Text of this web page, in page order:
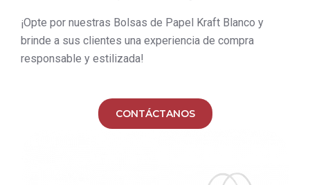
¡Opte por nuestras Bolsas de Papel Kraft Blanco y
brinde a sus clientes una experiencia de compra
responsable y estilizada!
CONTÁCTANOS